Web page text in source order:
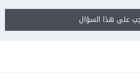
على هذا السؤال